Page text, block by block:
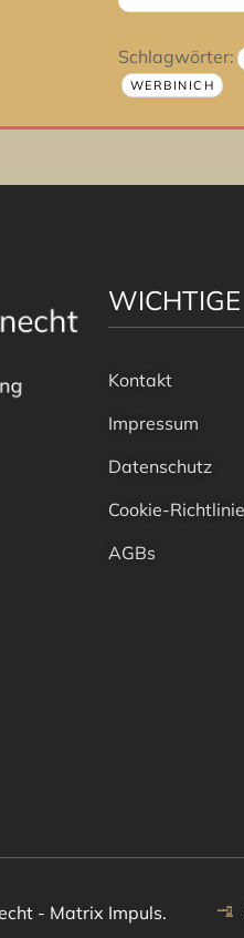
Schlagwörter:
WERBINICH
Kontakt
Impressum
Datenschutz
Cookie-
AGBs
- Matrix Impuls.